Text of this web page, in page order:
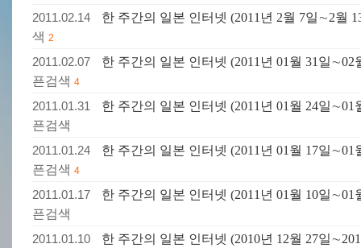
2011.02.14
한 주간의 일본 인터넷 (2011년 2월 7일∼2월
색 2
2011.02.07
한 주간의 일본 인터넷 (2011년 01월 31일∼02
픈검색 4
2011.01.31
한 주간의 일본 인터넷 (2011년 01월 24일∼01
픈검색
2011.01.24
한 주간의 일본 인터넷 (2011년 01월 17일∼01
픈검색 4
2011.01.17
한 주간의 일본 인터넷 (2011년 01월 10일∼01
픈검색
2011.01.10
한 주간의 일본 인터넷 (2010년 12월 27일